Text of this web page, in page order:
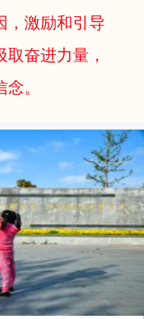
，激励和引导
奋进力量，
。